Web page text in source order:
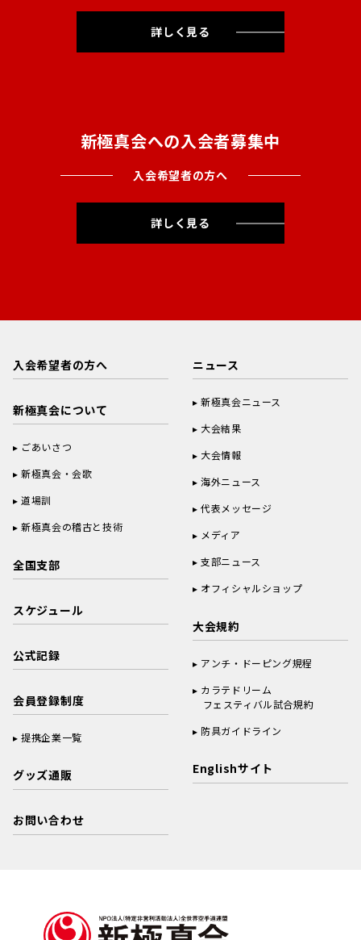
詳しく見る
新極真会への入会者募集中
入会希望者の方へ
詳しく見る
入会希望者の方へ
新極真会について
ごあいさつ
新極真会・会歌
道場訓
新極真会の稽古と技術
全国支部
スケジュール
公式記録
会員登録制度
提携企業一覧
グッズ通販
お問い合わせ
ニュース
新極真会ニュース
大会結果
大会情報
海外ニュース
代表メッセージ
メディア
支部ニュース
オフィシャルショップ
大会規約
アンチ・ドーピング規程
カラテドリーム
フェスティバル試合規約
防具ガイドライン
Englishサイト